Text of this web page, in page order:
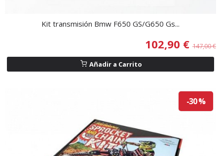
Kit transmisión Bmw F650 GS/G650 Gs...
102,90 € 147,00 €
Añadir a Carrito
-30 %